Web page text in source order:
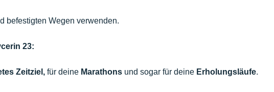
befestigten Wegen verwenden.
23:
Zeitziel, für deine Marathons und sogar für deine Erholungsläufe.